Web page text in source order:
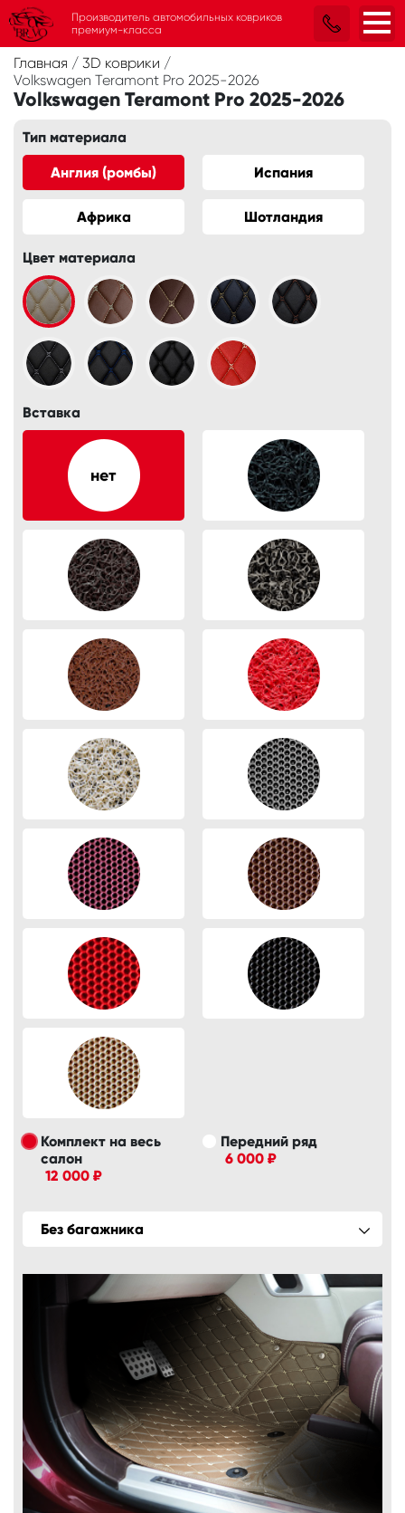
Главная / 3D коврики /
Volkswagen Teramont Pro 2025-2026
Volkswagen Teramont Pro 2025-2026
Тип материала
Англия (ромбы) Испания
Африка Шотландия
Цвет материала
Вставка
Комплект на весь
салон
12 000 ₽
Передний ряд
6 000 ₽
Без багажника
Производитель автомобильных ковриков
премиум-класса